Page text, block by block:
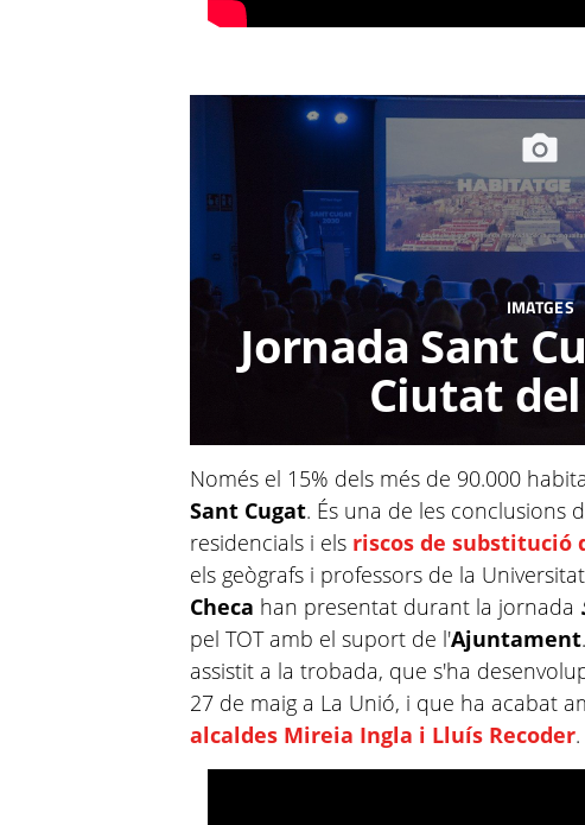
IMATGES
Jornada Sant
Ciutat
Només el 15% dels més de 90.000
Sant Cugat. És una de les conclusions
residencials i els riscos de substitució
els geògrafs i professors de la
Checa han presentat durant la jornada
pel TOT amb el suport de l'Ajuntament
assistit a la trobada, que s'ha
27 de maig a La Unió, i que ha acabat
alcaldes Mireia Ingla i Lluís Recoder.